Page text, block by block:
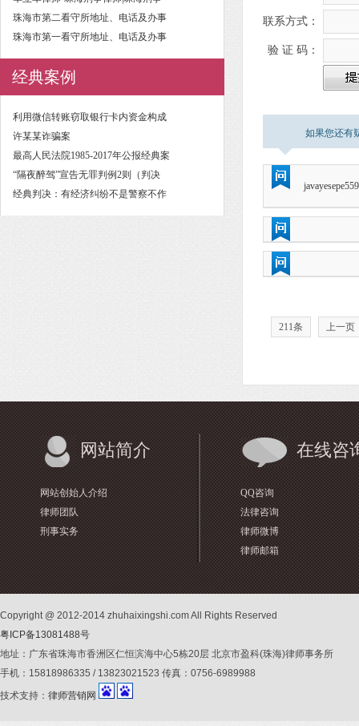
珠海市第二看守所地址、电话及办事
珠海市第一看守所地址、电话及办事
经典案例
利用微信转账窃取银行卡内资金构成
许某某诈骗案
最高人民法院1985-2017年公报经典案
“隔夜醉驾”宣告无罪判例2则（判决
经典判决：有经济纠纷不是警察不作
联系方式：
验 证 码：
如果您还有
211条 上一页
网站简介
网站创始人介绍
律师团队
刑事实务
在线咨
QQ咨询
法律咨询
律师微博
律师邮箱
Copyright @ 2012-2014 zhuhaixingshi.com All Rights Reserved
粤ICP备13081488号
地址：广东省珠海市香洲区仁恒滨海中心5栋20层 北京市盈科(珠海)律师事务所
手机：15818986335 / 13823021523 传真：0756-6989988
技术支持： 律师营销网